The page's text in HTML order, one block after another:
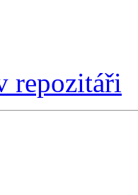
repozitáři